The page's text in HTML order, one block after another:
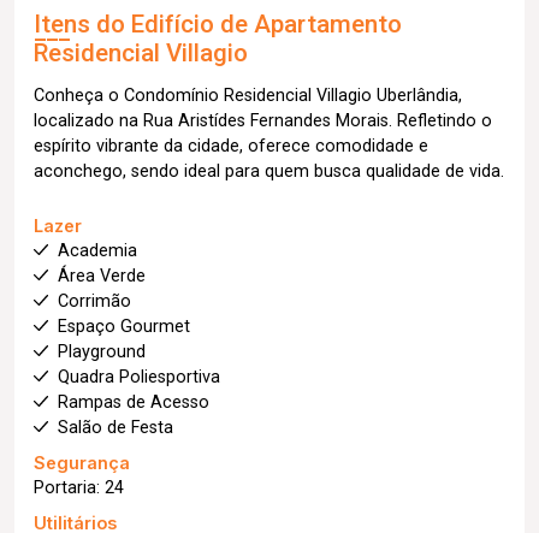
Itens do Edifício de Apartamento
Residencial Villagio
Conheça o Condomínio Residencial Villagio Uberlândia,
localizado na Rua Aristídes Fernandes Morais. Refletindo o
espírito vibrante da cidade, oferece comodidade e
aconchego, sendo ideal para quem busca qualidade de vida.
Lazer
Academia
Área Verde
Corrimão
Espaço Gourmet
Playground
Quadra Poliesportiva
Rampas de Acesso
Salão de Festa
Segurança
Portaria: 24
Utilitários